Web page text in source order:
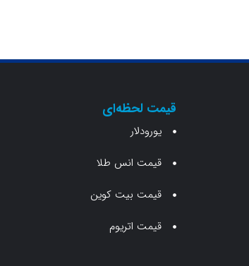
قیمت لحظه‌ای
یورودلار
قیمت انس طلا
قیمت بیت کوین
قیمت اتریوم